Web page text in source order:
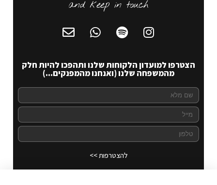
and keep in touch
הצטרפו למועדון הלקוחות שלנו ותהפכו להיות חלק
מהמשפחה שלנו (ואנחנו מהמפנקים...)
להצטרפות >>